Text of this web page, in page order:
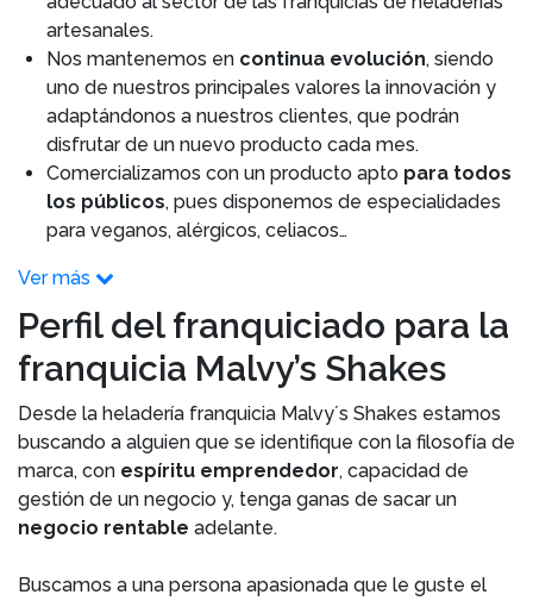
artesanales.
Nos mantenemos en continua evolución, siendo
uno de nuestros principales valores la innovación y
adaptándonos a nuestros clientes, que podrán
disfrutar de un nuevo producto cada mes.
Comercializamos con un producto apto para todos
los públicos, pues disponemos de especialidades
para veganos, alérgicos, celiacos…
Ver más
Perfil del franquiciado para la
franquicia Malvy’s Shakes
Desde la heladería franquicia Malvy´s Shakes estamos
buscando a alguien que se identifique con la filosofía de
marca, con espíritu emprendedor, capacidad de
gestión de un negocio y, tenga ganas de sacar un
negocio rentable adelante.
Buscamos a una persona apasionada que le guste el